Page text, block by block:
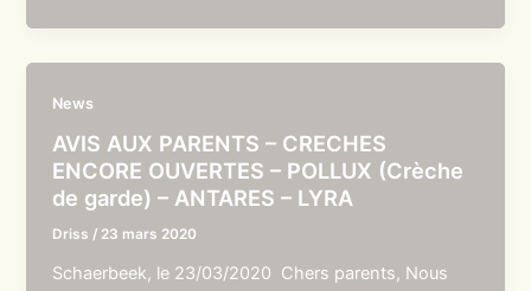
News
AVIS AUX PARENTS – CRECHES
ENCORE OUVERTES – POLLUX (Crèche
de garde) – ANTARES – LYRA
Driss / 23 mars 2020
Schaerbeek, le 23/03/2020 Chers parents, Nous